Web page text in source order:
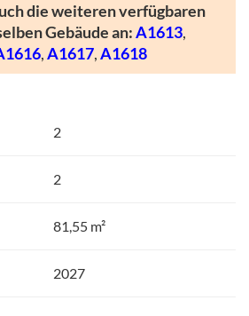
die weiteren verfügbaren
Gebäude an:A1613,
,A1617,A1618
2
2
81,55 m²
2027